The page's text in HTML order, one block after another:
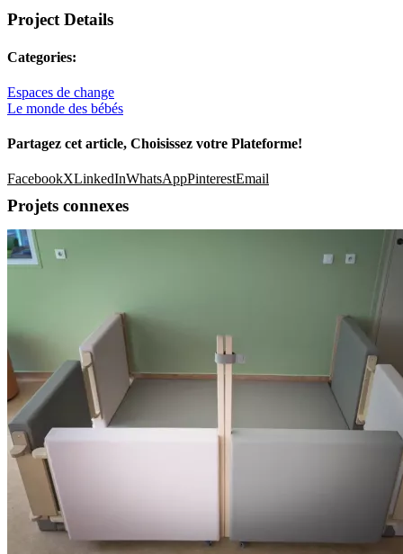
Project Details
Categories:
Espaces de change
Le monde des bébés
Partagez cet article, Choisissez votre Plateforme!
FacebookXLinkedInWhatsAppPinterestEmail
Projets connexes